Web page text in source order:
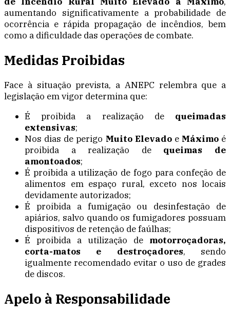
aumentando significativamente a probabilidade de
ocorrência e rápida propagação de incêndios, bem
como a dificuldade das operações de combate.
Medidas Proibidas
Face à situação prevista, a ANEPC relembra que a
legislação em vigor determina que:
É proibida a realização de queimadas
extensivas;
Nos dias de perigo Muito Elevadoe Máximoé
proibida a realização de queimas de
amontoados;
É proibida a utilização de fogo para confeção de
alimentos em espaço rural, exceto nos locais
devidamente autorizados;
É proibida a fumigação ou desinfestação de
apiários, salvo quando os fumigadores possuam
dispositivos de retenção de faúlhas;
É proibida a utilização de motorroçadoras,
corta-matos e destroçadores, sendo
igualmente recomendado evitar o uso de grades
de discos.
Apelo à Responsabilidade